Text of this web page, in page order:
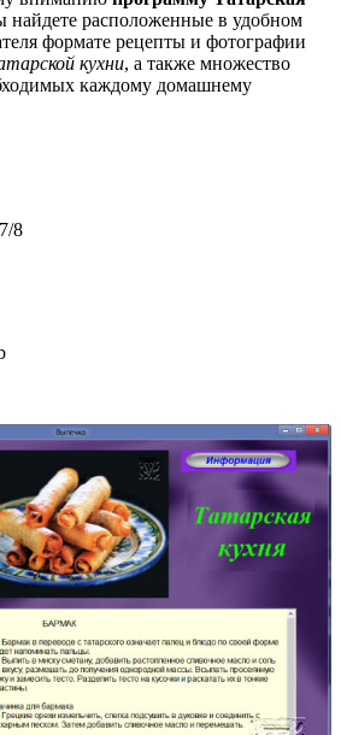
найдете расположенные в удобном
формате рецепты и фотографии
кухни, а также множество
каждому домашнему
8